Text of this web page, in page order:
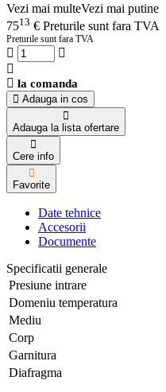
Vezi mai multeVezi mai putine
7513 € Preturile sunt fara TVA
Preturile sunt fara TVA
la comanda
Adauga in cos
Adauga la lista ofertare
Cere info
Favorite
Date tehnice
Accesorii
Documente
Specificatii generale
Presiune intrare
Domeniu temperatura
Mediu
Corp
Garnitura
Diafragma